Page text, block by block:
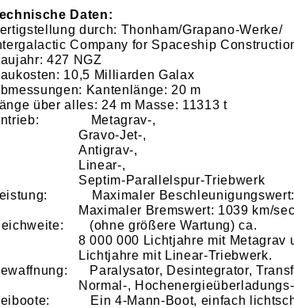
Daten:
durch: Thonham/Grapano-Werke/
Company for Spaceship
427 NGZ
10,5 Milliarden Galax
Kantenlänge: 20 m
über alles: 24 m Masse: 11313 t
Metagrav-,
Gravo-Jet-,
Antigrav-,
Linear-,
Septim-Parallelspur-Triebwerk
Maximaler Beschleunigungswert:
Maximaler Bremswert: 1039 km/
(ohne größere Wartung) ca.
8 000 000 Lichtjahre mit Metagrav
Lichtjahre mit Linear-Triebwerk.
Paralysator, Desintegrator,
Normal-,
Ein 4-Mann-Boot, einfach